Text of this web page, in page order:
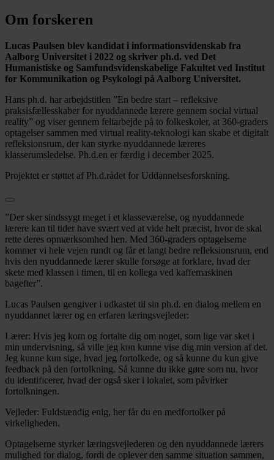
Om forskeren
Lucas Paulsen blev kandidat i informationsvidenskab fra
Aalborg Universitet i 2022 og skriver ph.d. ved Det
Humanistiske og Samfundsvidenskabelige Fakultet ved Institut
for Kommunikation og Psykologi på Aalborg Universitet.
Hans ph.d. har arbejdstitlen ”En bedre start – refleksive
praksisfællesskaber for nyuddannede lærere gennem social virtual
reality” og viser gennem feltarbejde på to folkeskoler, at 360-graders
optagelser sammen med virtual reality-teknologi kan skabe et digitalt
refleksionsrum, der kan styrke nyuddannede læreres
klasserumsledelse. Ph.d.en er færdig i december 2025.
Projektet er støttet af Ph.d.­rådet for Uddannelsesforskning.
”Der sker sindssygt meget i et klasseværelse, og nyuddannede
lærere kan til tider have svært ved at vide helt præcist, hvor de skal
rette deres opmærksomhed hen. Med 360-graders optagelserne
kommer vi hele vejen rundt og får et langt bedre refleksionsrum, end
hvis den nyuddannede lærer skulle forsøge at forklare, hvad der
skete med klassen i timen, til en kollega ved kaffemaskinen
bagefter”.
Lucas Paulsen gengiver i udkastet til sin ph.d. en dialog mellem en
nyuddannet lærer og en erfaren læringsvejleder:
Lærer: Hvis jeg kom og fortalte dig om noget, som lige var sket i
min undervisning, så ville jeg kun kunne vise dig min version af det.
Jeg kunne kun sige, hvad jeg fortolkede, og så kunne du kun give
feedback på den fortolkning. Så kunne du ikke gøre som nu, hvor
du identificerer, hvad der også sker i lokalet, som påvirker
fortolkningen.
Vejleder: Fuldstændig enig, her får du en medfortolker på
virkeligheden.
Optagelserne styrker læringsvejlederen og den nyuddannede lærers
mulighed for dialog, fordi de oplever den samme situation sammen,